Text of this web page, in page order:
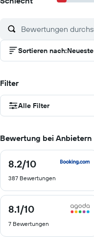
Sortieren nach:Neueste
Filter
Alle Filter
Bewertung bei Anbietern
8.2/10
8.2
10
387 Bewertungen
8.1/10
8.1
10
7 Bewertungen